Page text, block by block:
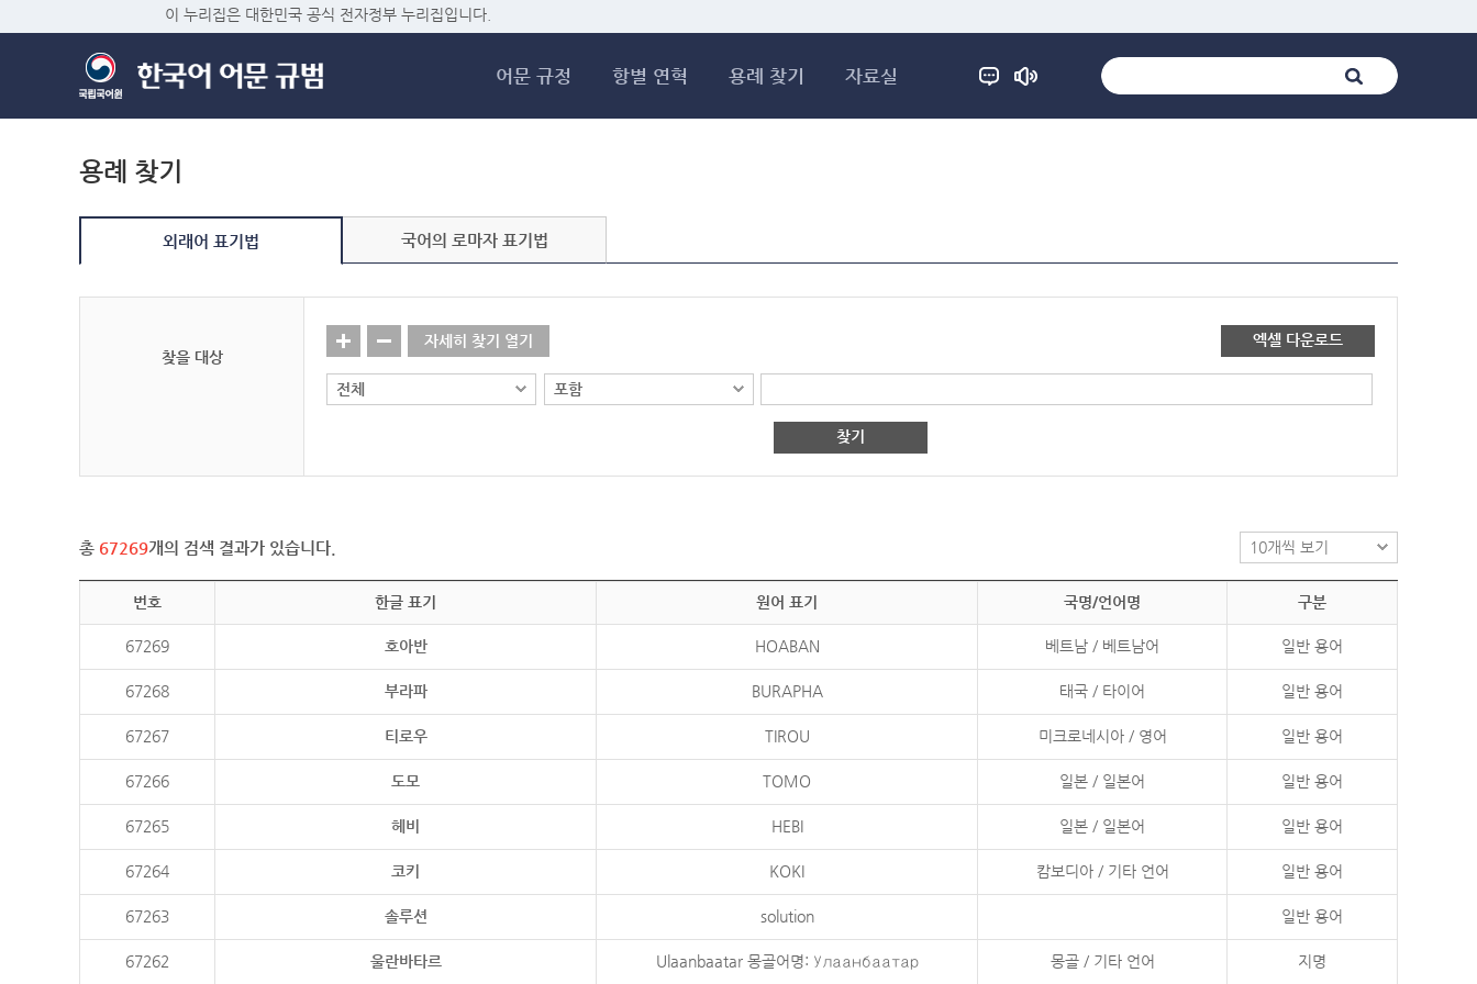
이 누리집은 대한민국 공식 전자정부 누리집입니다.
어문 규정 항별 연혁 용례 찾기 자료실
용례 찾기
외래어 표기법 국어의 로마자 표기법
찾을 대상
자세히 찾기 열기 엑셀 다운로드
찾기
총 67269개의 검색 결과가 있습니다.
번호 한글 표기 원어 표기 국명/언어명 구분
67269 호아반 HOABAN 베트남 / 베트남어 일반 용어
67268 부라파 BURAPHA 태국 / 타이어 일반 용어
67267 티로우 TIROU 미크로네시아 / 영어 일반 용어
67266 도모 TOMO 일본 / 일본어 일반 용어
67265 헤비 HEBI 일본 / 일본어 일반 용어
67264 코키 KOKI 캄보디아 / 기타 언어 일반 용어
67263 솔루션 solution 일반 용어
67262 울란바타르 Ulaanbaatar 몽골어명: Улаанбаатар 몽골 / 기타 언어 지명